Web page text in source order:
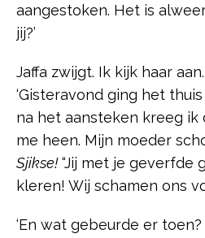
aangestoken. Het is
jij?’
Jaffa zwijgt. Ik kijk haar aan.
‘Gisteravond ging het
na het aansteken kreeg ik
me heen. Mijn moeder
Sjikse!“Jij met je geverfde
kleren! Wij schamen ons
‘En wat gebeurde er